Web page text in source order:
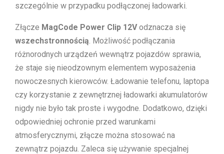
szczególnie w przypadku podłączonej ładowarki.
Złącze MagCode Power Clip 12Vodznacza się
wszechstronnością . Możliwość podłączania
różnorodnych urządzeń wewnątrz pojazdów sprawia,
że staje się nieodzownym elementem wyposażenia
nowoczesnych kierowców. Ładowanie telefonu, laptopa
czy korzystanie z zewnętrznej ładowarki akumulatorów
nigdy nie było tak proste i wygodne. Dodatkowo, dzięki
odpowiedniej ochronie przed warunkami
atmosferycznymi, złącze można stosować na
zewnątrz pojazdu. Zaleca się używanie specjalnej